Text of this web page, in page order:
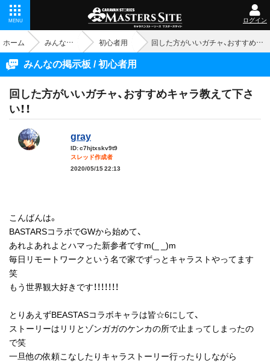
MENU ログイン
ホーム みんなの掲示板 初心者用 回した方がいいガチャ、おすすめキャラ教えて下さい！！
みんなの掲示板 / 初心者用
回した方がいいガチャ、おすすめキャラ教えて下さ
い！！
gray
ID: c7hjtxskv9t9
スレッド作成者
2020/05/15 22:13
こんばんは。
BASTARSコラボでGWから始めて、
あれよあれよとハマった新参者ですm(_ _)m
毎日リモートワークという名で家でずっとキャラストやってます
笑
もう世界観大好きです！！！！！！！
とりあえずBEASTASコラボキャラは皆☆6にして、
ストーリーはリリとゾンガガのケンカの所で止まってしまったの
で笑
一旦他の依頼こなしたりキャラストーリー行ったりしながら